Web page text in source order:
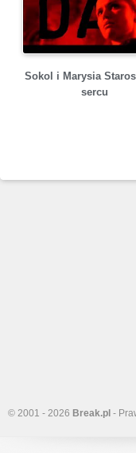
Sokol i Marysia
sercu
© 2001 - 2026 Break.pl -